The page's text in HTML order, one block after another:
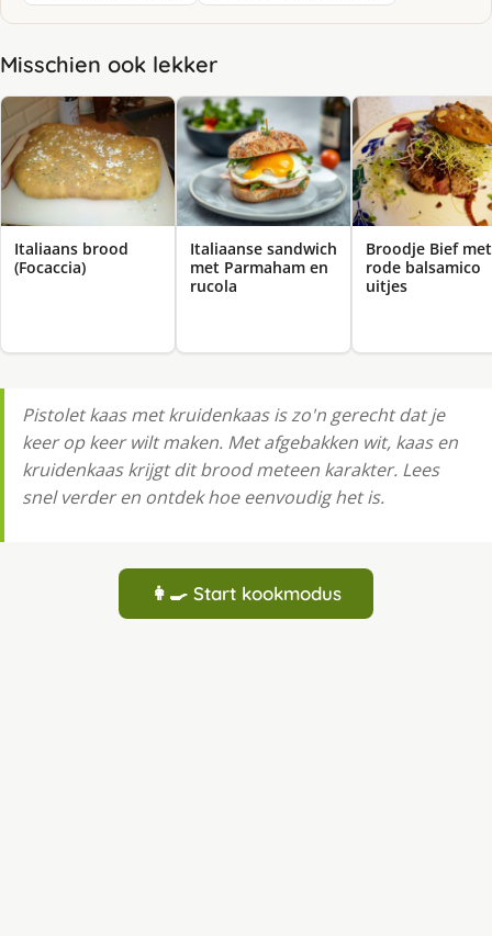
Misschien ook lekker
Italiaans brood
(Focaccia)
Italiaanse sandwich
met Parmaham en
rucola
Broodje Bief met
rode balsamico
uitjes
Pistolet kaas met kruidenkaas is zo'n gerecht dat je
keer op keer wilt maken. Met afgebakken wit, kaas en
kruidenkaas krijgt dit brood meteen karakter. Lees
snel verder en ontdek hoe eenvoudig het is.
👩‍🍳 Start kookmodus